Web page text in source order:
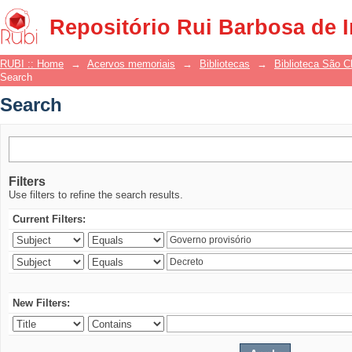
Repositório Rui Barbosa de
Search
RUBI :: Home → Acervos memoriais → Bibliotecas →
Biblioteca São
Search
Search
Filters
Use filters to refine the search results.
Current Filters:
New Filters: